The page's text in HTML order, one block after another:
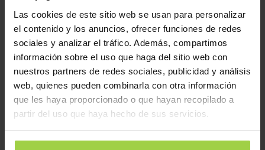
Las cookies de este sitio web se usan para personalizar
el contenido y los anuncios, ofrecer funciones de redes
sociales y analizar el tráfico. Además, compartimos
información sobre el uso que haga del sitio web con
nuestros partners de redes sociales, publicidad y análisis
web, quienes pueden combinarla con otra información
que les haya proporcionado o que hayan recopilado a
partir del uso que haya hecho de sus servicios.
9,95